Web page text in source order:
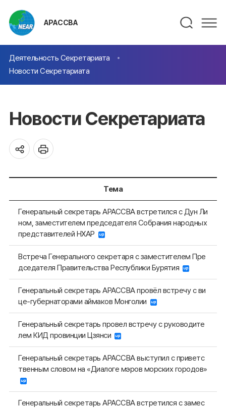
АРАССВА
Деятельность Секретариата
Новости Секретариата
Новости Секретариата
Тема
Генеральный секретарь АРАССВА встретился с Дун Ли
ном, заместителем председателя Собрания народных
представителей НХАР
Встреча Генерального секретаря с заместителем Пре
дседателя Правительства Республики Бурятия
Генеральный секретарь АРАССВА провёл встречу с ви
це-губернаторами аймаков Монголии
Генеральный секретарь провел встречу с руководите
лем КИД провинции Цзянси
Генеральный секретарь АРАССВА выступил с приветс
твенным словом на «Диалоге мэров морских городов»
Генеральный секретарь АРАССВА встретился с замес